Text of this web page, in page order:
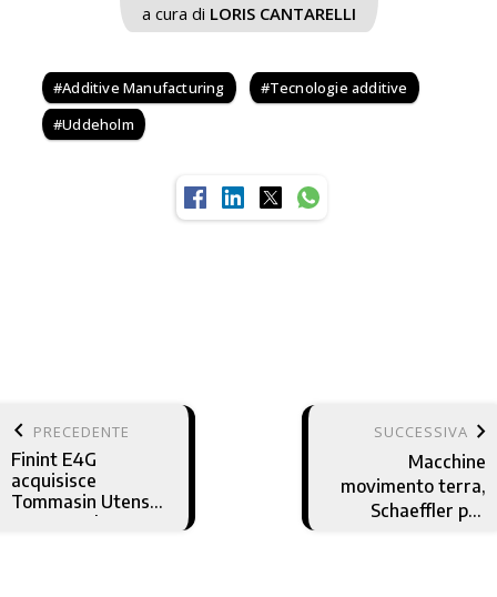
a cura di LORIS CANTARELLI
Additive Manufacturing
Tecnologie additive
Uddeholm
keyboard_arrow_left PRECEDENTE
Finint E4G
acquisisce
Tommasin Utensili
e CUS Tools: nasce
SUCCESSIVA keyboard_arrow_right
Macchine
movimento terra,
Schaeffler per